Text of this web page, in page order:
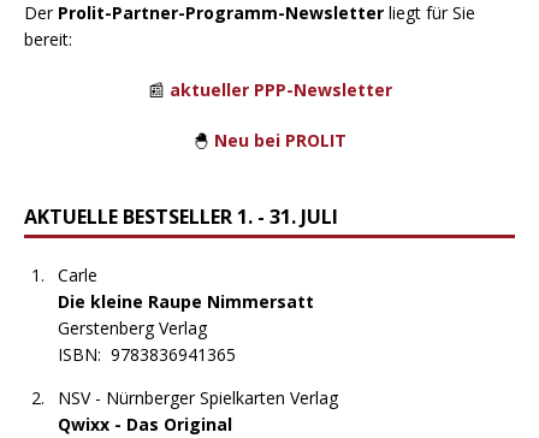
Der Prolit-Partner-Programm-Newsletter liegt für Sie
bereit:
📰 aktueller PPP-Newsletter
🐣 Neu bei PROLIT
AKTUELLE BESTSELLER 1. - 31. JULI
Carle
Die kleine Raupe Nimmersatt
Gerstenberg Verlag
ISBN: 9783836941365
NSV - Nürnberger Spielkarten Verlag
Qwixx - Das Original